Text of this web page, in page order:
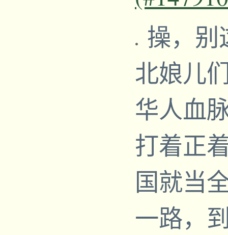
操，别
北娘儿
华人血
打着正
国就当
一路，